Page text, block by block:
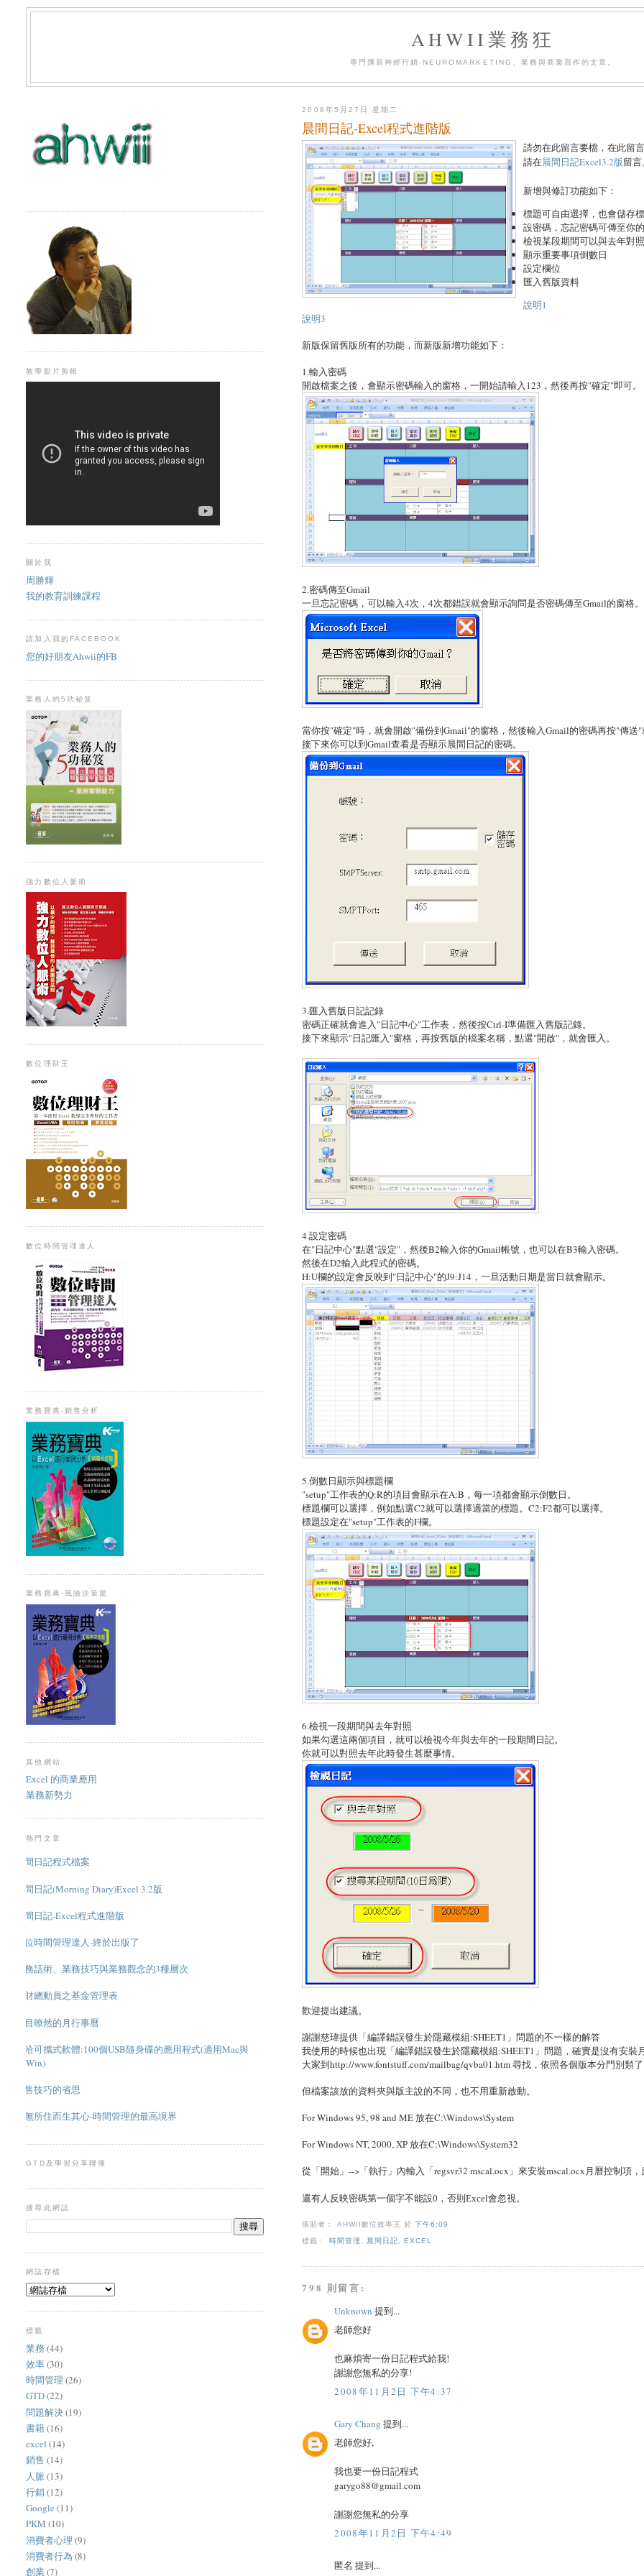
AHWII業務狂
專門撰寫神經行銷-NEUROMARKETING、業務與商業寫作的文章。
2008年5月27日 星期二
晨間日記-Excel程式進階版
請勿在此留言要檔，在此留
請在晨間日記Excel3.2版留言
新增與修訂功能如下：
標題可自由選擇，也會儲存
設密碼，忘記密碼可傳至你
檢視某段期間可以與去年對照
顯示重要事項倒數日
設定欄位
匯入舊版資料
說明1
說明3
新版保留舊版所有的功能，而新版新增功能如下：
1.輸入密碼
開啟檔案之後，會顯示密碼輸入的窗格，一開始請輸入123，然後再按"確定"即可。
2.密碼傳至Gmail
一旦忘記密碼，可以輸入4次，4次都錯誤就會顯示詢問是否密碼傳至Gmail的窗格。
當你按"確定"時，就會開啟"備份到Gmail"的窗格，然後輸入Gmail的密碼再按"傳送"
接下來你可以到Gmail查看是否顯示晨間日記的密碼。
3.匯入舊版日記記錄
密碼正確就會進入"日記中心"工作表，然後按Ctrl-I準備匯入舊版記錄。
接下來顯示"日記匯入"窗格，再按舊版的檔案名稱，點選"開啟"，就會匯入。
4.設定密碼
在"日記中心"點選"設定"，然後B2輸入你的Gmail帳號，也可以在B3輸入密碼。
然後在D2輸入此程式的密碼。
H:U欄的設定會反映到"日記中心"的J9:J14，一旦活動日期是當日就會顯示。
5.倒數日顯示與標題欄
"setup"工作表的Q:R的項目會顯示在A:B，每一項都會顯示倒數日。
標題欄可以選擇，例如點選C2就可以選擇適當的標題。C2:F2都可以選擇。
標題設定在"setup"工作表的F欄。
6.檢視一段期間與去年對照
如果勾選這兩個項目，就可以檢視今年與去年的一段期間日記。
你就可以對照去年此時發生甚麼事情。
歡迎提出建議。
謝謝慈瑋提供「編譯錯誤發生於隱藏模組:SHEET1」問題的不一樣的解答
我使用的時候也出現「編譯錯誤發生於隱藏模組:SHEET1」問題，確實是沒有安裝
大家到http://www.fontstuff.com/mailbag/qvba01.htm 尋找，依照各個版本分門別類了
但檔案該放的資料夾與版主說的不同，也不用重新啟動。
For Windows 95, 98 and ME 放在C:\Windows\System
For Windows NT, 2000, XP 放在C:\Windows\System32
從「開始」-->「執行」內輸入「regsvr32 mscal.ocx」來安裝mscal.ocx月曆控制項
還有人反映密碼第一個字不能設0 ，否則Excel會忽視。
張貼者： AHWII數位效率王 於 下午6:09
標籤： 時間管理 晨間日記 EXCEL
798 則留言:
Unknown 提到...
老師您好
也麻煩寄一份日記程式給我!
謝謝您無私的分享!
2008年11月2日 下午4:37
Gary Chang 提到...
老師您好,
我也要一份日記程式
garygo88@gmail.com
謝謝您無私的分享
2008年11月2日 下午4:49
匿名 提到...
教學影片剪輯
關於我
周勝輝
我的教育訓練課程
請加入我的FACEBOOK
您的好朋友Ahwii的FB
業務人的5功秘笈
強力數位人脈術
數位理財王
數位時間管理達人
業務寶典-銷售分析
業務寶典-風險決策篇
其他網站
Excel 的商業應用
業務新勢力
熱門文章
晨間日記程式檔案
晨間日記(Morning Diary)Excel 3.2版
晨間日記-Excel程式進階版
數位時間管理達人-終於出版了
業務話術、業務技巧與業務觀念的3種層次
理財總動員之基金管理表
一目暸然的月行事曆
超哈可攜式軟體:100個USB隨身碟的應用程式(適用Mac與
Win)
銷售技巧的省思
應無所住而生其心-時間管理的最高境界
GTD及學習分享聯播
搜尋此網誌
網誌存檔
標籤
業務 (44)
效率(30)
時間管理 (26)
GTD(22)
問題解決(19)
書籍(16)
excel (14)
銷售 (14)
人脈 (13)
行銷(12)
Google (11)
PKM (10)
消費者心理 (9)
消費者行為 (8)
創業 (7)